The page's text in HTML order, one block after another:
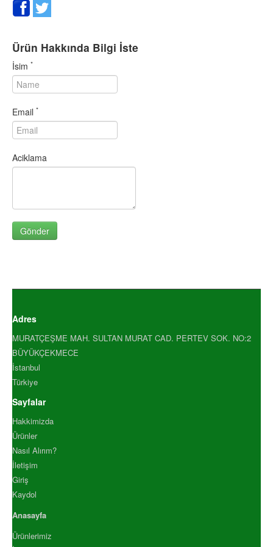
SARMISAK GRANÜR 1000 GR
SARMISAK ÖĞÜTÜLMÜŞ 10.
SARMISAK ÖĞÜTÜLMÜŞ 50.
SEBZELİ ÇEŞNİ 500 GR
SOĞAN GRANÜR 500 GR
SUMAK 1000 GR
SUSAM (BEYAZ) 1000 GR
TARCIN (KABUK) 1000 GR
TARCIN TOZ ENDÜSTRİYEL 10.
TAVUK HARCI 1000GR
TAVUK HARCI 500 GR
VANİLYA ŞEKERİ 1000 GR
YENİBAHAR ÖĞÜTÜLMÜŞ .
YENİBAHAR ÖĞÜTÜLMÜŞ .
YENİBAHAR TANE 1000 GR
YENİBAHAR TANE 500 GR
YEŞİL FESLEĞEN 1000 GR
YEŞİL FESLEĞEN 500 GR
YEŞİL TANE KARABİBER 100.
ZENCEFİL ÖĞÜTÜLMÜŞ 1.
ZENCEFİL ÖĞÜTÜLMÜŞ 5.
ZENCEFİL TANE 1000 GR
Ürün Hakkında Bilgi İste
İsim *
Email *
Aciklama
Adres
MURATÇEŞME MAH. SULTAN MURAT CAD. PERTEV SOK. NO:2
BÜYÜKÇEKMECE
İstanbul
Türkiye
Sayfalar
Hakkimizda
Ürünler
Nasıl Alırım?
İletişim
Giriş
Kaydol
Anasayfa
Ürünlerimiz